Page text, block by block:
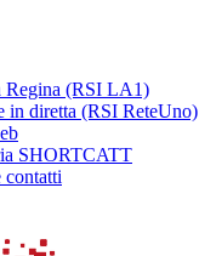
Regina (RSI LA1)
in diretta (RSI ReteUno)
SHORTCATT
contatti